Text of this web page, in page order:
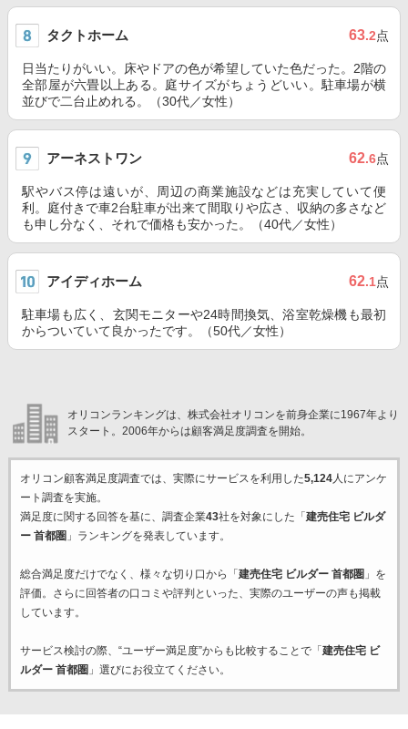
タクトホーム 63.2点
日当たりがいい。床やドアの色が希望していた色だった。2階の
全部屋が六畳以上ある。庭サイズがちょうどいい。駐車場が横
並びで二台止めれる。（30代／女性）
アーネストワン 62.6点
駅やバス停は遠いが、周辺の商業施設などは充実していて便
利。庭付きで車2台駐車が出来て間取りや広さ、収納の多さなど
も申し分なく、それで価格も安かった。（40代／女性）
アイディホーム 62.1点
駐車場も広く、玄関モニターや24時間換気、浴室乾燥機も最初
からついていて良かったです。（50代／女性）
オリコンランキングは、株式会社オリコンを前身企業に1967年より
スタート。2006年からは顧客満足度調査を開始。
オリコン顧客満足度調査では、実際にサービスを利用した5,124人にアンケ
ート調査を実施。
満足度に関する回答を基に、調査企業43社を対象にした「 建売住宅 ビルダ
ー 首都圏 」ランキングを発表しています。
総合満足度だけでなく、様々な切り口から「 建売住宅 ビルダー 首都圏 」を
評価。さらに回答者の口コミや評判といった、実際のユーザーの声も掲載
しています。
サービス検討の際、“ユーザー満足度”からも比較することで「 建売住宅 ビ
ルダー 首都圏 」選びにお役立てください。